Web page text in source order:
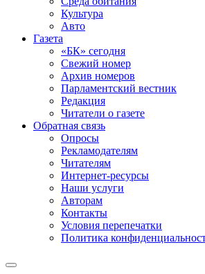
Культура
Авто
Газета
«БК» сегодня
Свежий номер
Архив номеров
Парламентский вестник
Редакция
Читатели о газете
Обратная связь
Опросы
Рекламодателям
Читателям
Интернет-ресурсы
Наши услуги
Авторам
Контакты
Условия перепечатки
Политика